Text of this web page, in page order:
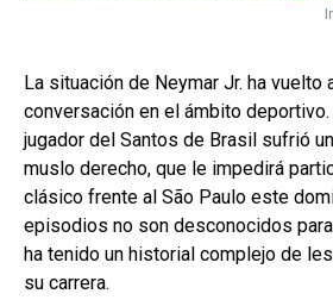
La situación de Neymar Jr. ha vuelto
conversación en el ámbito
jugador del Santos de Brasil sufrió
muslo derecho, que le impedirá
clásico frente al São Paulo este
episodios no son desconocidos
ha tenido un historial complejo de
su carrera.